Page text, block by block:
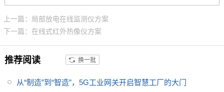
业网关支持二次开发；智能网关,
采用全网通设计支持全网通4G模
块，默认Cat.1，兼容Cat.4。网
关采用低功耗设计并提供超级电
口防护设计，1.5KV隔离保护，E
上一篇：局部放电在线监测仪方案
下一篇：在线式红外热像仪方案
推荐阅读 换一批
从“制造”到“智造”，5G工业网关开启智慧工厂的大门